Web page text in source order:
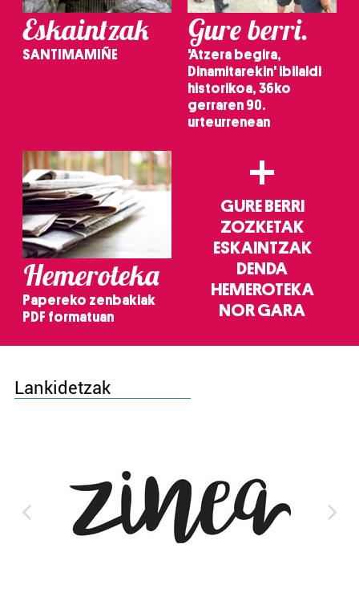
Eskaintzak
SANTIMAMIÑE
Gure berri.
'Atzera begira,
Dinamitarekin' ibilaldi
historikoa, 36ko
gerraren 90.
urteurrenean
Hemeroteka
Papereko zenbakiak
PDF formatuan
+
GURE BERRI
ZOZKETAK
ESKAINTZAK
DENDA
HEMEROTEKA
NOR GARA
Lankidetzak